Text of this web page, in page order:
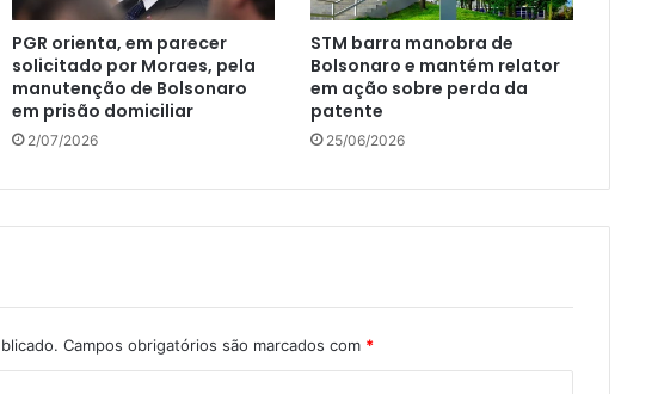
PGR orienta, em parecer
solicitado por Moraes, pela
manutenção de Bolsonaro
em prisão domiciliar
2/07/2026
STM barra manobra de
Bolsonaro e mantém relator
em ação sobre perda da
patente
25/06/2026
Campos obrigatórios são marcados com *